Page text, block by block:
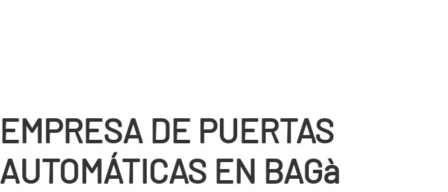
EMPRESA DE PUERTAS
AUTOMÁTICAS EN BAGà